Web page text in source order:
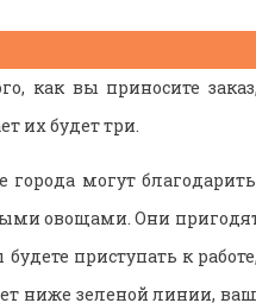
как вы приносите
их будет три.
города могут
овощами. Они
приступать к
ниже зеленой линии,